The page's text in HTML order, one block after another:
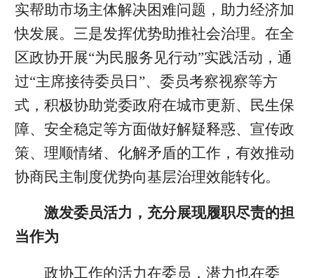
实帮助市场主体解决困难问题，助力经济加
快发展。三是发挥优势助推社会治理。在全
区政协开展“为民服务见行动”实践活动，通
过“主席接待委员日”、委员考察视察等方
式，积极协助党委政府在城市更新、民生保
障、安全稳定等方面做好解疑释惑、宣传政
策、理顺情绪、化解矛盾的工作，有效推动
协商民主制度优势向基层治理效能转化。
激发委员活力，充分展现履职尽责的担
当作为
政协工作的活力在委员，潜力也在委